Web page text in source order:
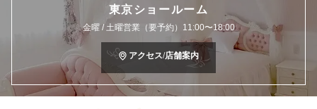
東京ショールーム
金曜 / 土曜営業（要予約）11:00〜18:00
アクセス/店舗案内